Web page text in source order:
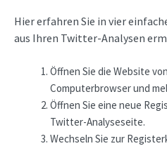
Hier erfahren Sie in vier
aus Ihren Twitter-Analysen
Öffnen Sie die Website
Computerbrowser und
Öffnen Sie eine neue
Twitter-Analyseseite.
Wechseln Sie zur